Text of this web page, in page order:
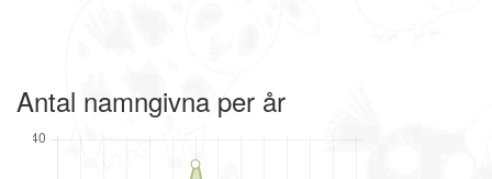
Antal namngivna per år